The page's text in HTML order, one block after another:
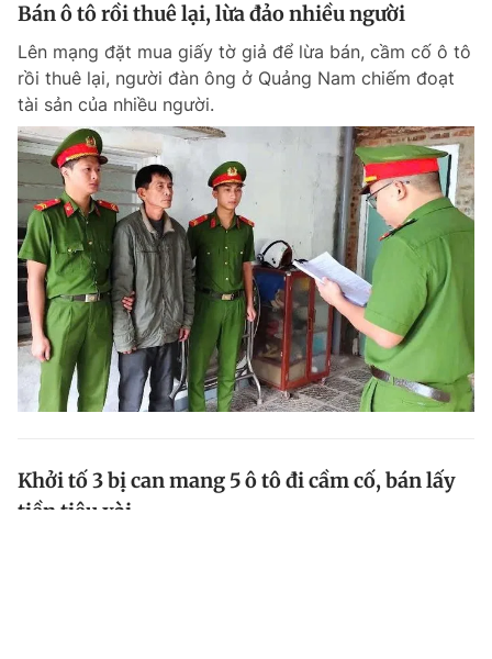
Bán ô tô rồi thuê lại, lừa đảo nhiều người
Lên mạng đặt mua giấy tờ giả để lừa bán, cầm cố ô tô
rồi thuê lại, người đàn ông ở Quảng Nam chiếm đoạt
tài sản của nhiều người.
Khởi tố 3 bị can mang 5 ô tô đi cầm cố, bán lấy
tiền tiêu xài